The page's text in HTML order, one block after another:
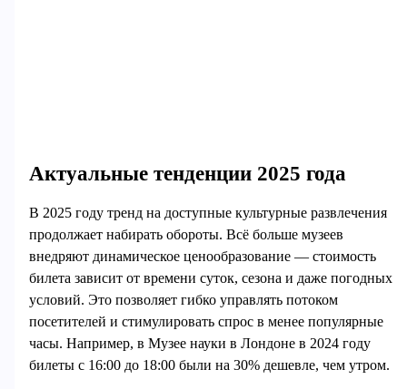
Актуальные тенденции 2025 года
В 2025 году тренд на доступные культурные развлечения
продолжает набирать обороты. Всё больше музеев
внедряют динамическое ценообразование — стоимость
билета зависит от времени суток, сезона и даже погодных
условий. Это позволяет гибко управлять потоком
посетителей и стимулировать спрос в менее популярные
часы. Например, в Музее науки в Лондоне в 2024 году
билеты с 16:00 до 18:00 были на 30% дешевле, чем утром.